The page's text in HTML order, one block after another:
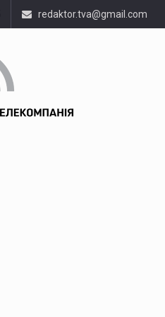
redaktor.tva@gmail.com